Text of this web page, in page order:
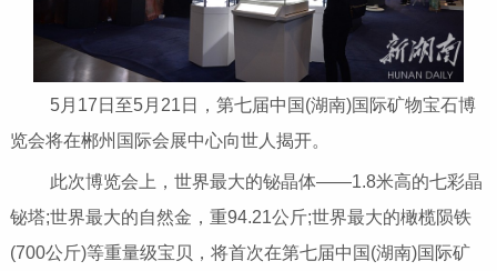
5月17日至5月21日，第七届中国(湖南)国际矿物宝石博
览会将在郴州国际会展中心向世人揭开。
此次博览会上，世界最大的铋晶体——1.8米高的七彩晶
铋塔;世界最大的自然金，重94.21公斤;世界最大的橄榄陨铁
(700公斤)等重量级宝贝，将首次在第七届中国(湖南)国际矿